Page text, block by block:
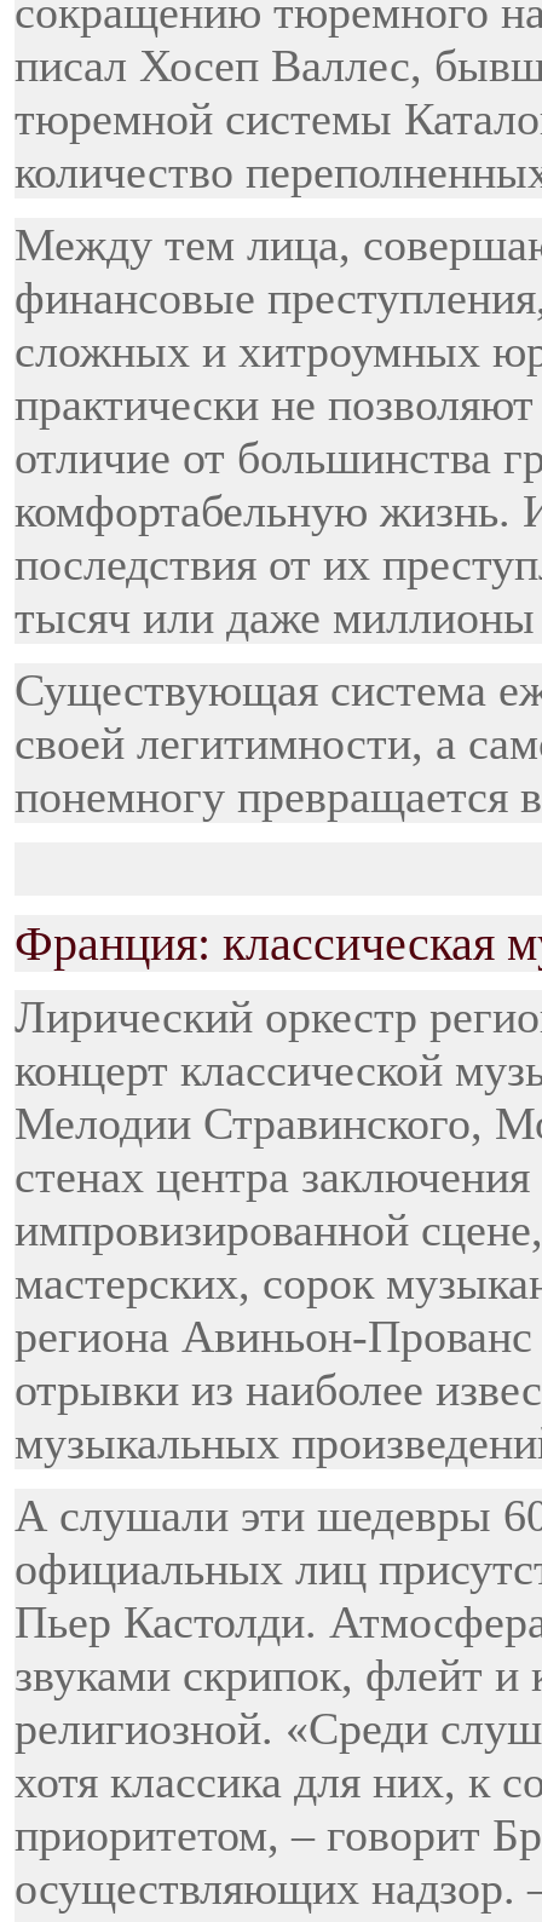
сокращению тюремного
писал Хосеп Валлес,
тюремной системы
количество
Между тем лица,
финансовые
сложных и хитроумных
практически не
отличие от большинства
комфортабельную жизнь.
последствия от их
тысяч или даже
Существующая система
своей легитимности, а
понемногу превращается
Франция: классическая
Лирический оркестр
концерт классической
Мелодии Стравинского,
стенах центра
импровизированной
мастерских, сорок
региона Авиньон-Прованс
отрывки из наиболее
музыкальных
А слушали эти шедевры
официальных лиц
Пьер Кастолди.
звуками скрипок, флейт и
религиозной. «Среди
хотя классика для них, к
приоритетом, – говорит
осуществляющих надзор.